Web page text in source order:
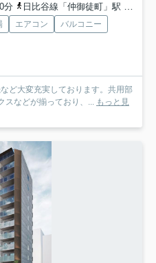
分
日比谷線「仲御徒町」駅 徒歩6分
エアコン
バルコニー
ど大変充実しております。共用部
スなどが揃っており、... もっと見